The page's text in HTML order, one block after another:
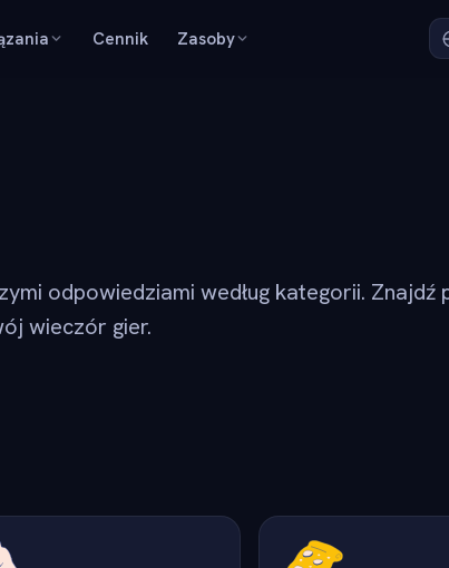
Cennik Zasoby
odpowiedziami według kategorii.
wieczór gier.